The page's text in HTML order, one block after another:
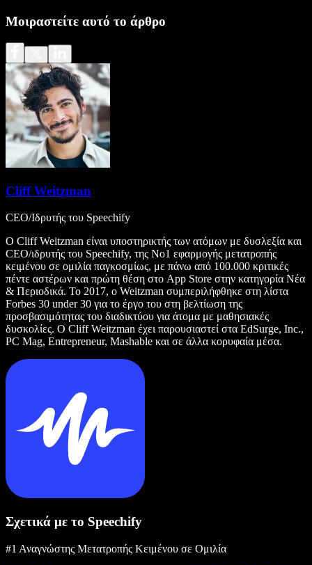
Μοιραστείτε αυτό το άρθρο
Cliff Weitzman
CEO/Ιδρυτής του Speechify
Ο Cliff Weitzman είναι υποστηρικτής των ατόμων με δυσλεξία και
CEO/ιδρυτής του Speechify, της Νο1 εφαρμογής μετατροπής
κειμένου σε ομιλία παγκοσμίως, με πάνω από 100.000 κριτικές
πέντε αστέρων και πρώτη θέση στο App Store στην κατηγορία Νέα
& Περιοδικά. Το 2017, ο Weitzman συμπεριλήφθηκε στη λίστα
Forbes 30 under 30 για το έργο του στη βελτίωση της
προσβασιμότητας του διαδικτύου για άτομα με μαθησιακές
δυσκολίες. Ο Cliff Weitzman έχει παρουσιαστεί στα EdSurge, Inc.,
PC Mag, Entrepreneur, Mashable και σε άλλα κορυφαία μέσα.
Σχετικά με το Speechify
#1 Αναγνώστης Μετατροπής Κειμένου σε Ομιλία